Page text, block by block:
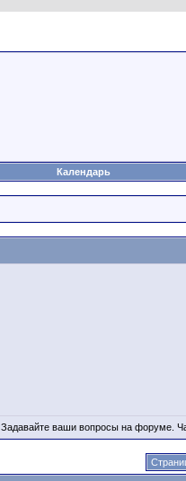
Календарь
Задавайте ваши вопросы на форуме.